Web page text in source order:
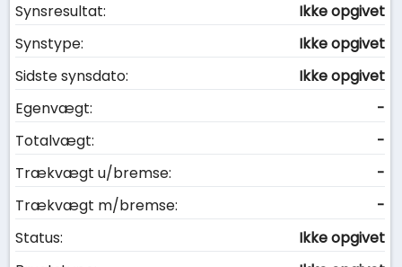
Synsresultat:
Ikke opgivet
Synstype:
Ikke opgivet
Sidste synsdato:
Ikke opgivet
Egenvægt:
-
Totalvægt:
-
Trækvægt u/bremse:
-
Trækvægt m/bremse:
-
Status:
Ikke opgivet